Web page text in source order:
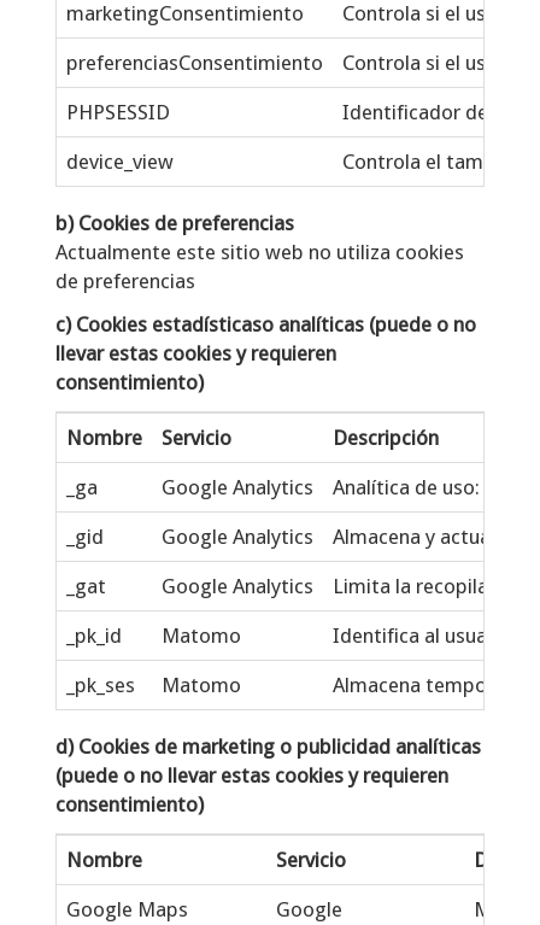
marketingConsentimiento Controla si el
preferenciasConsentimiento Controla si el
PHPSESSID Identificador de la
device_view Controla el tamaño
b) Cookies de preferencias
Actualmente este sitio web no utiliza cookies
de preferencias
c) Cookies estadísticaso analíticas (puede o no
llevar estas cookies y requieren
consentimiento)
Nombre Servicio Descripción
_ga Google Analytics Analítica de uso: nº
_gid Google Analytics Almacena y actualiza
_gat Google Analytics Limita la recopilación
_pk_id Matomo Identifica al usuario
_pk_ses Matomo Almacena
d) Cookies de marketing o publicidad analíticas
(puede o no llevar estas cookies y requieren
consentimiento)
Nombre Servicio
Google Maps Google